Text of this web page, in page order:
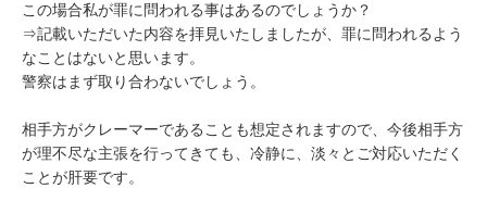
この場合私が罪に問われる事はあるのでしょうか？
⇒記載いただいた内容を拝見いたしましたが、罪に問われるよう
なことはないと思います。
警察はまず取り合わないでしょう。
相手方がクレーマーであることも想定されますので、今後相手方
が理不尽な主張を行ってきても、冷静に、淡々とご対応いただく
ことが肝要です。